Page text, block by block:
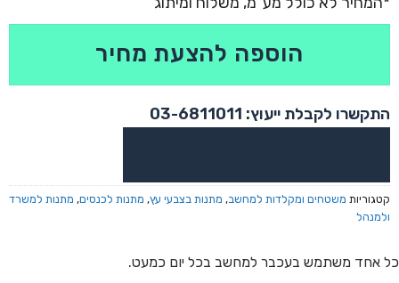
הוספה להצעת מחיר
התקשרו לקבלת ייעוץ: 03-6811011
קטגוריות משטחים ומקלדות למחשב, מתנות בצבעי עץ, מתנות לכנסים, מתנות למשרד
ולמנהל
כל אחד משתמש בעכבר למחשב בכל יום כמעט.